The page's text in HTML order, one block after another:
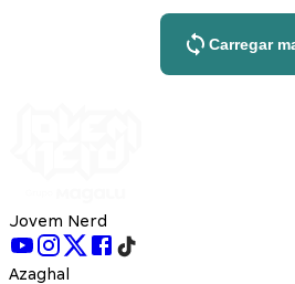
Carregar
Jovem Nerd
Azaghal